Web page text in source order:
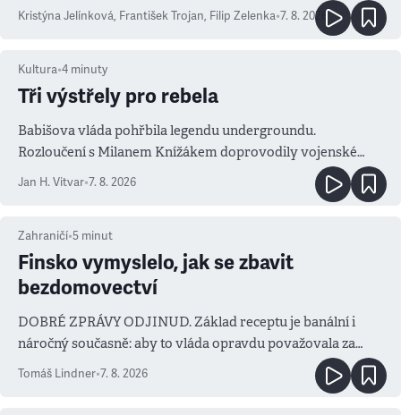
Kristýna Jelínková, František Trojan, Filip Zelenka•7. 8. 2026
Kultura•4 minuty
Tři výstřely pro rebela
Babišova vláda pohřbila legendu undergroundu.
Rozloučení s Milanem Knížákem doprovodily vojenské
salvy i kritika pokrokářů
Jan H. Vitvar•7. 8. 2026
Zahraničí•5 minut
Finsko vymyslelo, jak se zbavit
bezdomovectví
DOBRÉ ZPRÁVY ODJINUD. Základ receptu je banální i
náročný současně: aby to vláda opravdu považovala za
prioritu
Tomáš Lindner•7. 8. 2026